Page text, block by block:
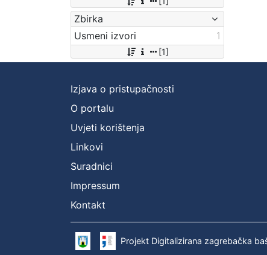
Zbirka
Usmeni izvori
1
[1]
Izjava o pristupačnosti
O portalu
Uvjeti korištenja
Linkovi
Suradnici
Impressum
Kontakt
Projekt Digitalizirana zagrebačka